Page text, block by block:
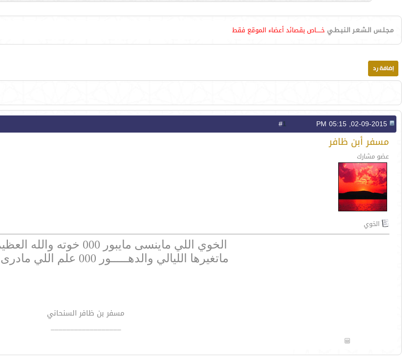
مـجـلـس الـشـعـر الـنـبـطـي خـــــاص بقصائد أعضاء الموقع فقط
1
مسفر أبن ظافر
عضو مشارك
الخوي
الخوي اللي ماينسى مايبور 000 خوته والله العظيم أنها شرف
ماتغيرها الليالي والدهـــــور 000 علم اللي مادرى ولا عــــرف
مسفر بن ظافر السنحاني
__________________